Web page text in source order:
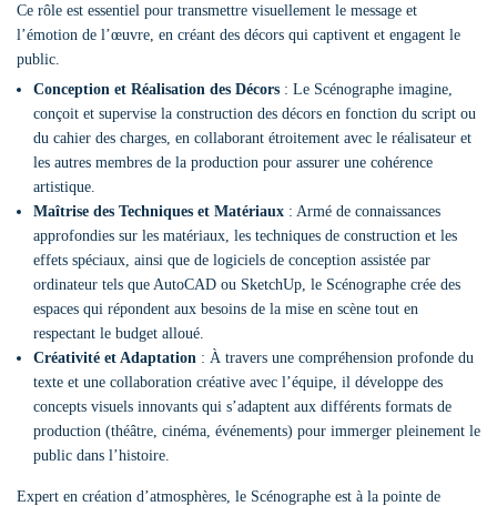
Ce rôle est essentiel pour transmettre visuellement le message et
l’émotion de l’œuvre, en créant des décors qui captivent et engagent le
public.
Conception et Réalisation des Décors : Le Scénographe imagine,
conçoit et supervise la construction des décors en fonction du script ou
du cahier des charges, en collaborant étroitement avec le réalisateur et
les autres membres de la production pour assurer une cohérence
artistique.
Maîtrise des Techniques et Matériaux : Armé de connaissances
approfondies sur les matériaux, les techniques de construction et les
effets spéciaux, ainsi que de logiciels de conception assistée par
ordinateur tels que AutoCAD ou SketchUp, le Scénographe crée des
espaces qui répondent aux besoins de la mise en scène tout en
respectant le budget alloué.
Créativité et Adaptation : À travers une compréhension profonde du
texte et une collaboration créative avec l’équipe, il développe des
concepts visuels innovants qui s’adaptent aux différents formats de
production (théâtre, cinéma, événements) pour immerger pleinement le
public dans l’histoire.
Expert en création d’atmosphères, le Scénographe est à la pointe de